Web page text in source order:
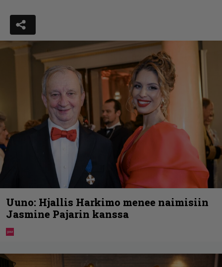
Uuno: Hjallis Harkimo menee naimisiin
Jasmine Pajarin kanssa